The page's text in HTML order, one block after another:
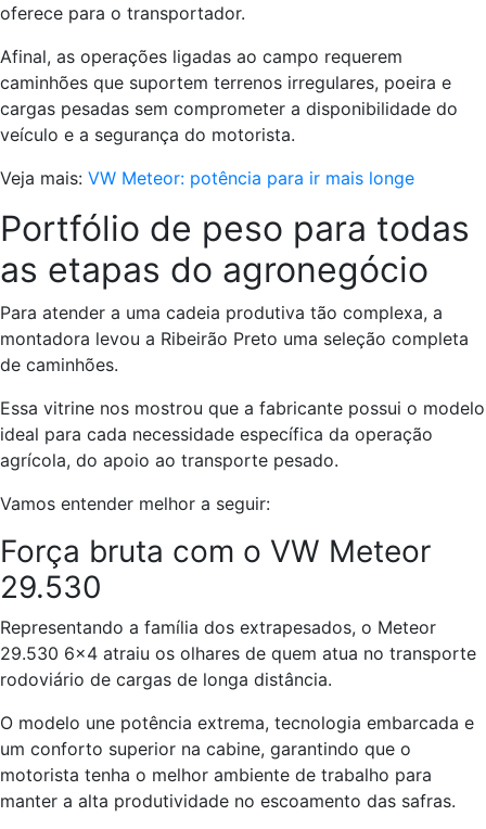
oferece para o transportador.
Afinal, as operações ligadas ao campo requerem
caminhões que suportem terrenos irregulares, poeira e
cargas pesadas sem comprometer a disponibilidade do
veículo e a segurança do motorista.
Veja mais: VW Meteor: potência para ir mais longe
Portfólio de peso para todas
as etapas do agronegócio
Para atender a uma cadeia produtiva tão complexa, a
montadora levou a Ribeirão Preto uma seleção completa
de caminhões.
Essa vitrine nos mostrou que a fabricante possui o modelo
ideal para cada necessidade específica da operação
agrícola, do apoio ao transporte pesado.
Vamos entender melhor a seguir:
Força bruta com o VW Meteor
29.530
Representando a família dos extrapesados, o Meteor
29.530 6×4 atraiu os olhares de quem atua no transporte
rodoviário de cargas de longa distância.
O modelo une potência extrema, tecnologia embarcada e
um conforto superior na cabine, garantindo que o
motorista tenha o melhor ambiente de trabalho para
manter a alta produtividade no escoamento das safras.